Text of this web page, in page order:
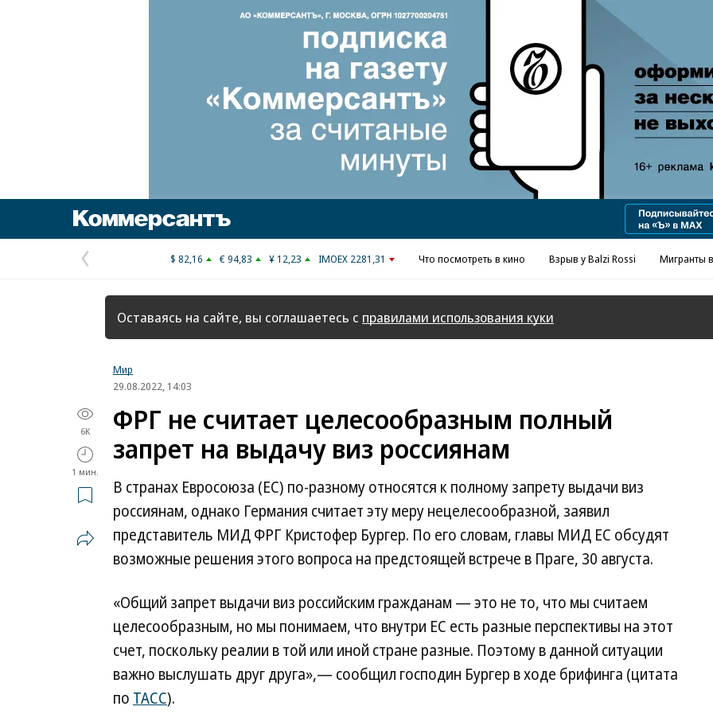
Реклама в «Ъ» www.kommersant.ru/ad
Предыдущая
страница
$ 82,16 € 94,83 ¥ 12,23 IMOEX 2281,31 Что посмотреть в кино Взрыв у Balzi Rossi Мигранты
Оставаясь на сайте, вы соглашаетесь с правилами использования куки
Мир
29.08.2022, 14:03
6K
1 мин.
ФРГ не считает целесообразным полный
запрет на выдачу виз россиянам
В странах Евросоюза (ЕС) по-разному относятся к полному запрету выдачи виз
россиянам, однако Германия считает эту меру нецелесообразной, заявил
представитель МИД ФРГ Кристофер Бургер. По его словам, главы МИД ЕС обсудят
возможные решения этого вопроса на предстоящей встрече в Праге, 30 августа.
«Общий запрет выдачи виз российским гражданам — это не то, что мы считаем
целесообразным, но мы понимаем, что внутри ЕС есть разные перспективы на этот
счет, поскольку реалии в той или иной стране разные. Поэтому в данной ситуации
важно выслушать друг друга»,— сообщил господин Бургер в ходе брифинга (цитата
по ТАСС).